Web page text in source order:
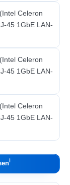
ℹ︎